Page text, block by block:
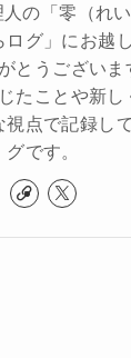
の「零（れ
グ」にお越
とうございま
たことや新し
点で記録し
グです。